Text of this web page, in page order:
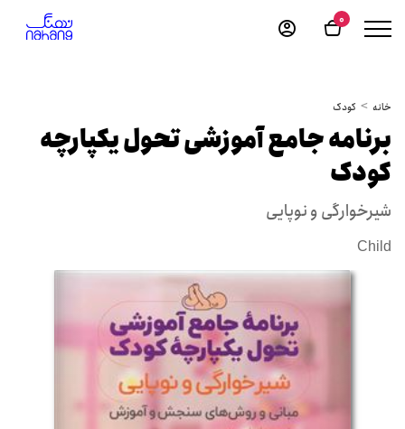
0
خانه کودک
برنامه جامع آموزشی تحول یکپارچه
کودک
شیرخوارگی و نوپایی
Child